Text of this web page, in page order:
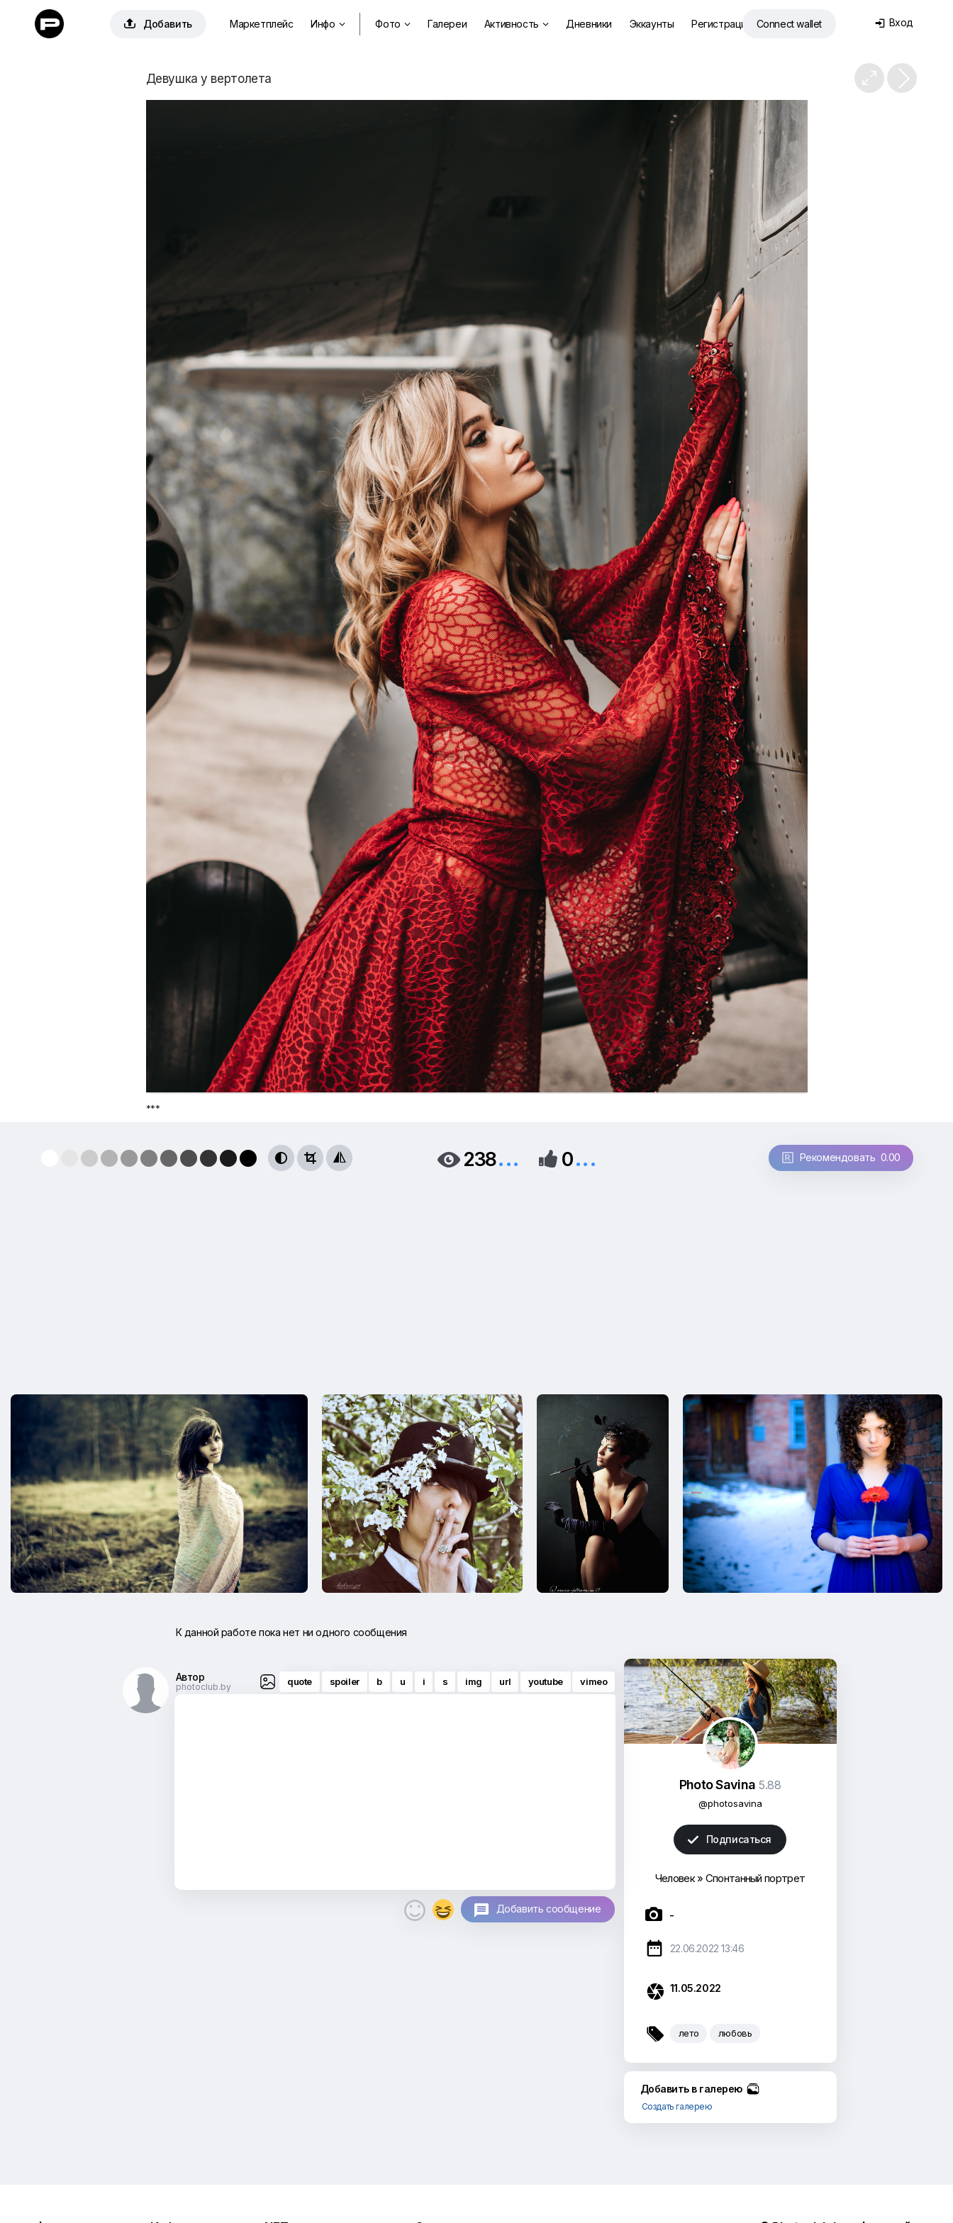
 Добавить Маркетплейс Инфо  Фото  Галереи Активность  Дневники Эккаунты Регистрация Connect wallet  Вход

Девушка у вертолета
***
    238...  0...  Рекомендовать 0.00
К данной работе пока нет ни одного сообщения
Автор
photoclub.by quote spoiler b u i s img url youtube vimeo
 Добавить сообщение
Photo Savina 5.88
@photosavina
 Подписаться
Человек» Спонтанный портрет
 -
 22.06.2022 13:46
 11.05.2022
 лето любовь
Добавить в галерею
Создать галерею